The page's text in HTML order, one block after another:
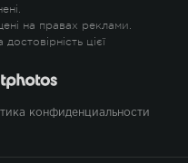
на правах реклами.
цієї
конфиденциальности